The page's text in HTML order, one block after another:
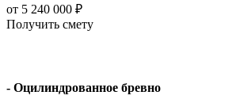
от 5 240 000 ₽
Получить смету
- Оцилиндрованное бревно